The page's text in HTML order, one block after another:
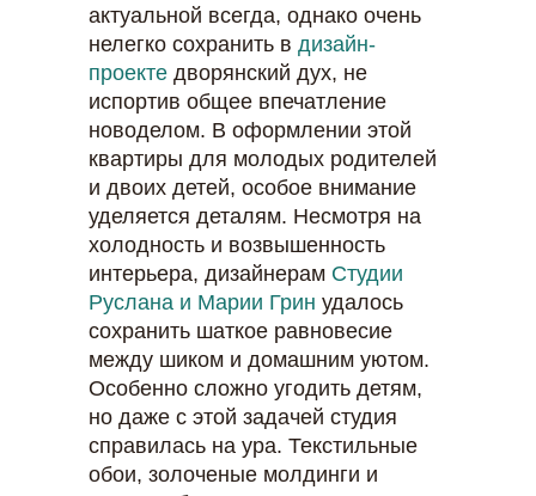
актуальной всегда, однако очень
нелегко сохранить в дизайн-
проекте дворянский дух, не
испортив общее впечатление
новоделом. В оформлении этой
квартиры для молодых родителей
и двоих детей, особое внимание
уделяется деталям. Несмотря на
холодность и возвышенность
интерьера, дизайнерам Студии
Руслана и Марии Грин удалось
сохранить шаткое равновесие
между шиком и домашним уютом.
Особенно сложно угодить детям,
но даже с этой задачей студия
справилась на ура. Текстильные
обои, золоченые молдинги и